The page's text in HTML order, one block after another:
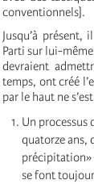
conventionnels].
Jusqu’à
Parti sur lui-
devraient
temps, ont créé
par le haut ne
Un processus
quatorze ans,
précipitation»
se font